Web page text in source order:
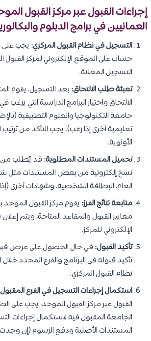
إجراءات القبول عبر مركز القبول
العمانيين في برامج الدبلوم
التسجيل في نظام القبول المركزي: يجب على
حساب على الموقع الإلكتروني لمركز القبول
التسجيل المعلنة.
تعبئة طلب الالتحاق: بعد التسجيل، يقوم
الالتحاق واختيار البرامج الدراسية التي يرغب
جامعة التكنولوجيا والعلوم التطبيقية
تعليمية أخرى إذا رغب). يجب التأكد من
الأولوية.
تحميل المستندات المطلوبة:قد يُطلب من
نسخ إلكترونية من بعض المستندات مثل
العام، البطاقة الشخصية، وشهادات أخرى (إذا
متابعة نتائج الفرز: يقوم مركز القبول الموحد
معايير القبول والمقاعد المتاحة، ويتم إعلان
الإلكتروني للمركز.
تأكيد القبول:في حال الحصول على عرض
تأكيد قبوله في البرنامج والفرع المحدد خلال
نظام القبول المركزي.
استكمال إجراءات التسجيل في الفرع
القبول عبر مركز القبول الموحد، يجب على
الجامعة المقبول فيه لاستكمال إجراءات
المستندات الأصلية ودفع الرسوم (إن